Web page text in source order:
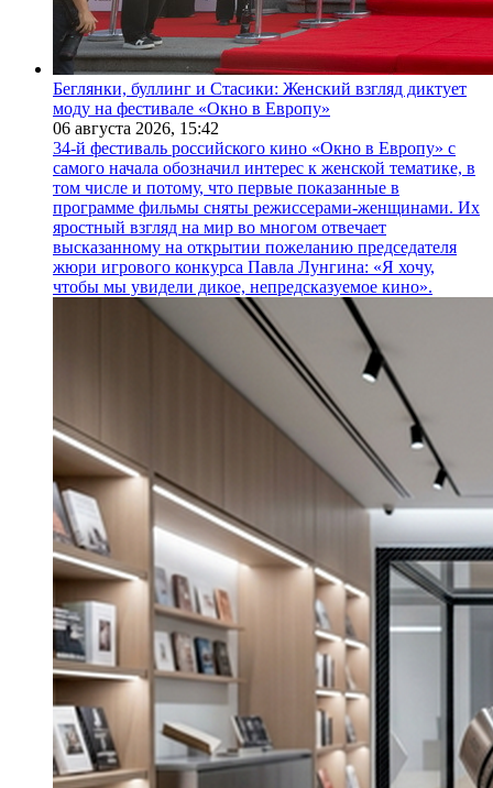
Беглянки, буллинг и Стасики: Женский взгляд диктует
моду на фестивале «Окно в Европу»
06 августа 2026, 15:42
34-й фестиваль российского кино «Окно в Европу» с
самого начала обозначил интерес к женской тематике, в
том числе и потому, что первые показанные в
программе фильмы сняты режиссерами-женщинами. Их
яростный взгляд на мир во многом отвечает
высказанному на открытии пожеланию председателя
жюри игрового конкурса Павла Лунгина: «Я хочу,
чтобы мы увидели дикое, непредсказуемое кино».